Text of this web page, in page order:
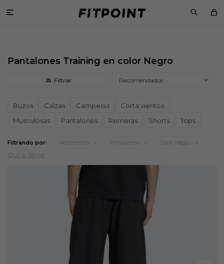

Pantalones Training en color Negro
Recomendados
Buzos Calzas Camperas
Corta vientos
Musculosas
Pantalones Remeras Shorts Tops
Filtrando por: Vestimenta Pantalones Color: Negro
Quitar filtros